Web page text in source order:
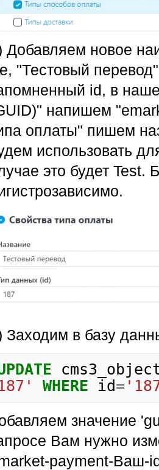
Добавляем новое
"Тестовый
id, в
напишем
оплаты" пишем
использовать
это будет Test.
Заходим в базу
WHERE id=
значение
Вам нужно
payment-Ваш-